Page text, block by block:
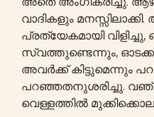
വാദികളും
പ്രത്യേകമായി
സ്വത്തുണ്ടെന്നും,
അവർക്ക് കിട്ടുമെന്നും
പറഞ്ഞതനുശരിച്ചു.
വെള്ളത്തിൽ